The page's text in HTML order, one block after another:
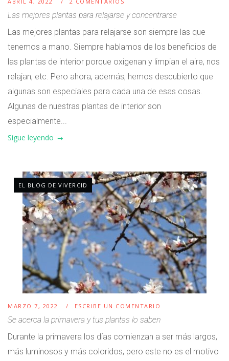
Las mejores plantas para relajarse y concentrarse
Las mejores plantas para relajarse son siempre las que
tenemos a mano. Siempre hablamos de los beneficios de
las plantas de interior porque oxigenan y limpian el aire, nos
relajan, etc. Pero ahora, además, hemos descubierto que
algunas son especiales para cada una de esas cosas.
Algunas de nuestras plantas de interior son
especialmente...
Sigue leyendo
EL BLOG DE VIVERCID
MARZO 7, 2022 ESCRIBE UN COMENTARIO
Se acerca la primavera y tus plantas lo saben
Durante la primavera los días comienzan a ser más largos,
más luminosos y más coloridos, pero este no es el motivo